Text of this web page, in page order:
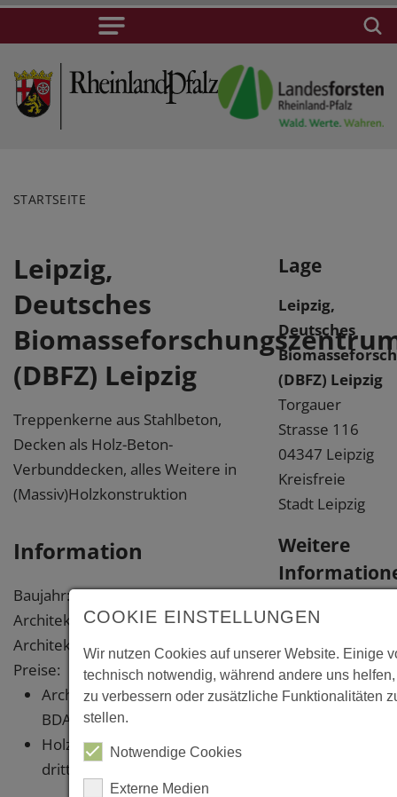
STARTSEITE
Leipzig,
Deutsches
(DBFZ) Leipzig
Treppenkerne aus Stahlbeton,
Decken als Holz-Beton-
Verbunddecken, alles Weitere in
(Massiv)Holzkonstruktion
Information
Baujahr: 2021
Architekt: Schulz und Schulz
Architekten, Leipzig
Preise:
Architekturpreis 2021 des
BDA Sachsen
Holzbaupreis Sachsen 2023,
dritter Preis
Lage
Leipzig,
Deutsches
(DBFZ) Leipzig
Torgauer
Strasse 116
04347 Leipzig
Kreisfreie
Stadt Leipzig
Weitere
Links
https://
deutsche-
COOKIE EINSTELLUNGEN
Wir nutzen Cookies auf unserer Website. Einige
technisch notwendig, während andere uns
zu verbessern oder zusätzliche Funktionalitäten
stellen.
Notwendige Cookies
Externe Medien